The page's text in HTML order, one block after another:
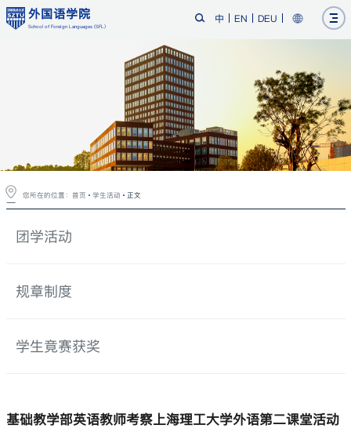
外国语学院
School of Foreign Languages (SFL)
中 EN DEU
团学活动
规章制度
学生竟赛获奖
基础教学部英语教师考察上海理工大学外语第二课堂活动